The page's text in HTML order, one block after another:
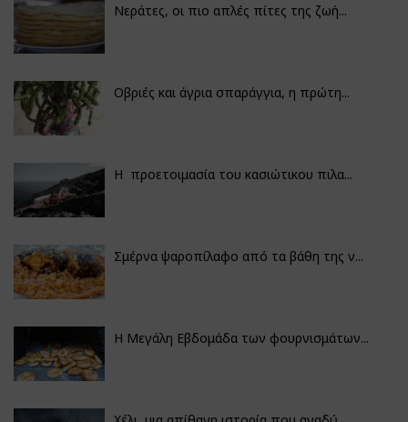
Νεράτες, οι πιο απλές πίτες της ζωή...
Οβριές και άγρια σπαράγγια, η πρώτη...
Η προετοιμασία του κασιώτικου πιλα...
Σμέρνα ψαροπίλαφο από τα βάθη της ν...
Η Μεγάλη Εβδομάδα των φουρνισμάτων...